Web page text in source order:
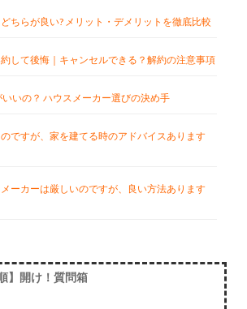
ちらが良い? メリット・デメリットを徹底比較
して後悔｜キャンセルできる？解約の注意事項
いの？ ハウスメーカー選びの決め手
ですが、家を建てる時のアドバイスあります
ーカーは厳しいのですが、良い方法あります
】開け！質問箱